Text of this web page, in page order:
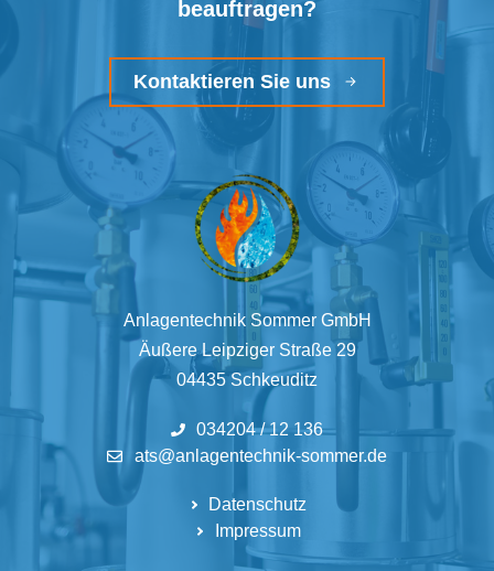
beauftragen?
Kontaktieren Sie uns
Anlagentechnik Sommer GmbH
Äußere Leipziger Straße 29
04435 Schkeuditz
034204 / 12 136
ats@anlagentechnik-sommer.de
Datenschutz
Impressum